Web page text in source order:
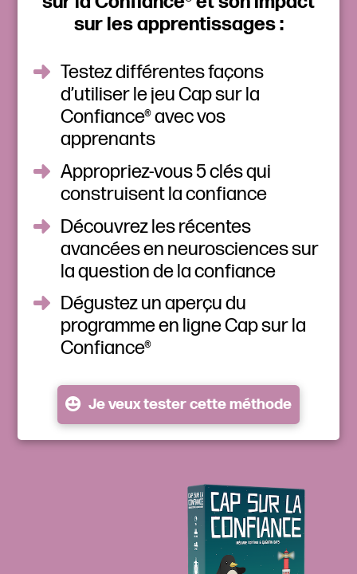
sur les apprentissages :
Testez différentes façons
d’utiliser le jeu Cap sur la
Confiance® avec vos
apprenants
Appropriez-vous 5 clés qui
construisent la confiance
Découvrez les récentes
avancées en neurosciences sur
la question de la confiance
Dégustez un aperçu du
programme en ligne Cap sur la
Confiance®
Je veux tester cette méthode